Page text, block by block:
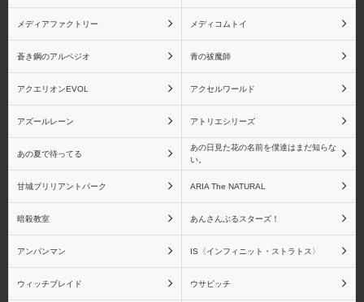
胡蝶しのぶ 富岡義勇
煉獄杏寿郎 宇髄天元
メディアファクトリー メディコムトイ
蒼き鋼のアルペジオ 青の祓魔師
アクエリオンEVOL アクセルワールド
アズールレーン アトリエシリーズ
あの夏で待ってる
あの日見た花の名前を僕達はまだ知らな
い。
甘城ブリリアントパーク ARIA The NATURAL
暗殺教室 あんさんぶるスターズ！
アンパンマン IS〈インフィニット・ストラトス〉
ウィッチブレイド ウサビッチ